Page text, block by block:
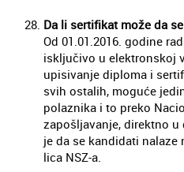
Da li sertifikat može da
Od 01.01.2016. godine
isključivo u elektronskoj
upisivanje diploma i
svih ostalih, moguće
polaznika i to preko
zapošljavanje, direktno
je da se kandidati
lica NSZ-a.